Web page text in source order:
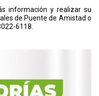
información y realizar su
de Puente de Amistad o
6118.